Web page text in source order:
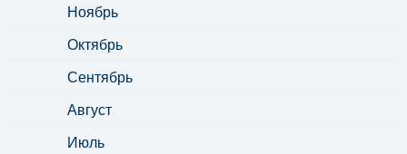
Ноябрь
Октябрь
Сентябрь
Август
Июль